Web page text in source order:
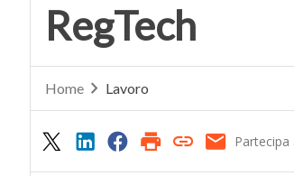
RegTech
Home Lavoro